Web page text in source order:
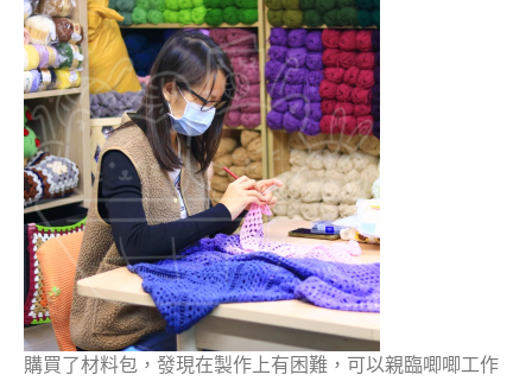
購買了材料包，發現在製作上有困難，可以親臨唧唧工作